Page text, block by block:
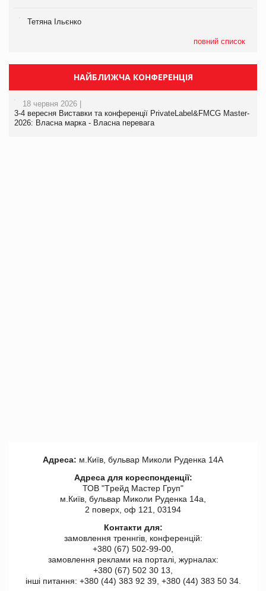
Тетяна Ільєнко
повний список
НАЙБЛИЖЧА КОНФЕРЕНЦІЯ
18 червня 2026 |
3-4 вересня Виставки та конференції PrivateLabel&FMCG Master-
2026: Власна марка - Власна перевага
Адреса: м.Київ, бульвар Миколи Руденка 14А
Адреса для кореспонденції:
ТОВ "Tрейд Мастер Груп"
м.Київ, бульвар Миколи Руденка 14а,
2 поверх, оф 121, 03194
Контакти для:
замовлення треннгів, конференцій:
+380 (67) 502-99-00,
замовлення реклами на порталі, журналах:
+380 (67) 502 30 13,
інші питання: +380 (44) 383 92 39, +380 (44) 383 50 34.